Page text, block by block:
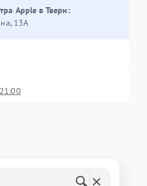
Apple в Твери:
13А